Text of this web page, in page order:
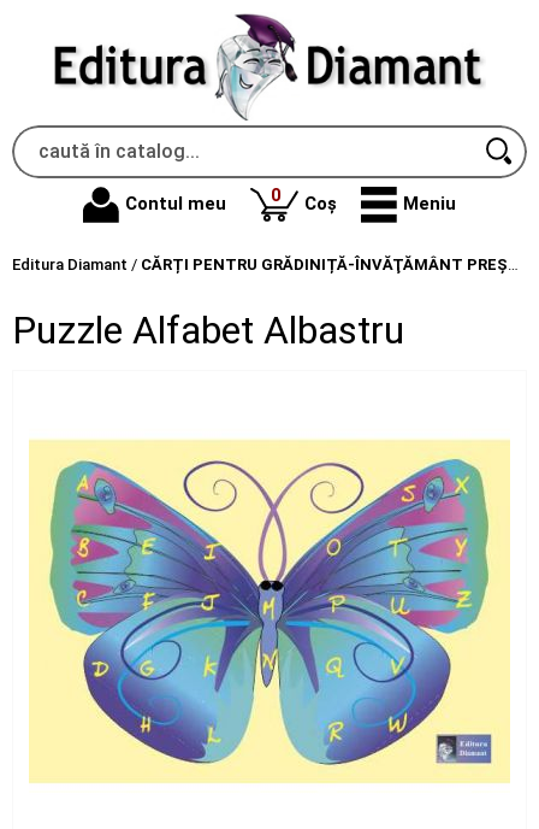
Contul meu 0produse
Coș Meniu
Editura Diamant / CĂRȚI PENTRU GRĂDINIȚĂ-ÎNVĂŢĂMÂNT PREŞCOLAR
Puzzle Alfabet Albastru